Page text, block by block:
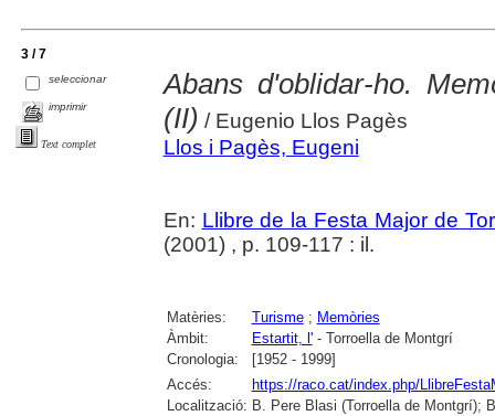
3 / 7
seleccionar
imprimir
Text complet
Abans d'oblidar-ho.
(II) / Eugenio Llos Pagès
Llos i Pagès, Eugeni
En: Llibre de la Festa Major de
(2001) , p. 109-117 : il.
Matèries: Turisme; Memòries
Àmbit:
Estartit, l'- Torroella de Montgrí
Cronologia:
[1952 - 1999]
Accés:
https://raco.cat/index.php/
Localització: B. Pere Blasi (Torroella de Montgrí);